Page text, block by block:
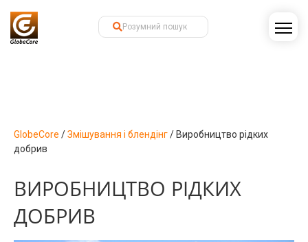
GlobeCore /Змішування і блендінг/ Виробництво рідких
добрив
ВИРОБНИЦТВО РІДКИХ
ДОБРИВ